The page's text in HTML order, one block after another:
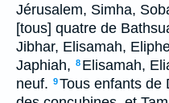
Jérusalem, Simha,
[tous] quatre de
Jibhar, Elisamah,
Japhiah, 8 Elisamah,
neuf. 9Tous enfants de